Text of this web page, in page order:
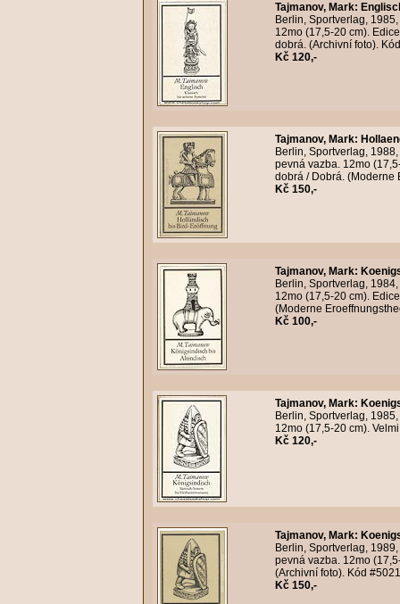
Tajmanov, Mark:
Berlin, Sportverlag,
12mo (17,5-20 cm).
dobrá. (Archivní foto).
Kč 120,-
Tajmanov, Mark:
Berlin, Sportverlag,
pevná vazba. 12mo
dobrá / Dobrá. (Moderne
Kč 150,-
Tajmanov, Mark:
Berlin, Sportverlag,
12mo (17,5-20 cm).
(Moderne
Kč 100,-
Tajmanov, Mark:
Berlin, Sportverlag,
12mo (17,5-20 cm).
Kč 120,-
Tajmanov, Mark:
Berlin, Sportverlag,
pevná vazba. 12mo
(Archivní foto). Kód
Kč 150,-